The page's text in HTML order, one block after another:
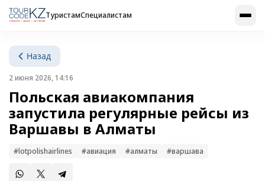
ТуристамСпециалистам
Назад
2 июня 2026, 14:16
Польская авиакомпания
запустила регулярные рейсы из
Варшавы в Алматы
#lotpolishairlines #авиация #алматы #варшава